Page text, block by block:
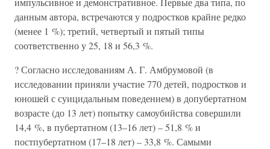
данным автора, встречаются у подростков крайне редко
(менее 1 %); третий, четвертый и пятый типы
соответственно у 25, 18 и 56,3 %.
? Согласно исследованиям А. Г. Амбрумовой (в
исследовании приняли участие 770 детей, подростков и
юношей с суицидальным поведением) в допубертатном
возрасте (до 13 лет) попытку самоубийства совершили
14,4 %, в пубертатном (13–16 лет) – 51,8 % и
постпубертатном (17–18 лет) – 33,8 %. Самыми